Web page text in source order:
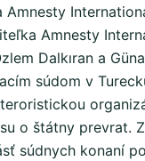
Amnesty
Amnesty
Dalkıran a
súdom v
o štátny prevrat.
súdnych konaní